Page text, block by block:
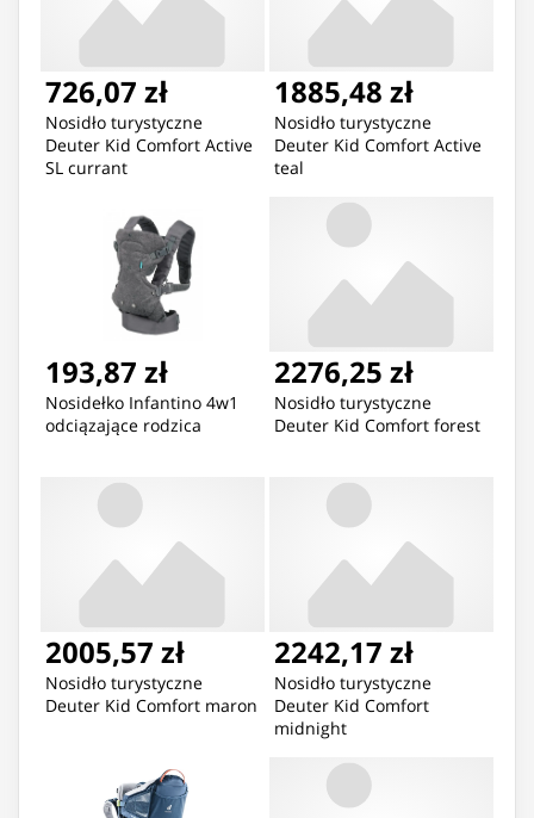
726,07 zł
Nosidło turystyczne
Deuter Kid Comfort Active
SL currant
1885,48 zł
Nosidło turystyczne
Deuter Kid Comfort Active
teal
193,87 zł
Nosidełko Infantino 4w1
odciązające rodzica
2276,25 zł
Nosidło turystyczne
Deuter Kid Comfort forest
2005,57 zł
Nosidło turystyczne
Deuter Kid Comfort maron
2242,17 zł
Nosidło turystyczne
Deuter Kid Comfort
midnight